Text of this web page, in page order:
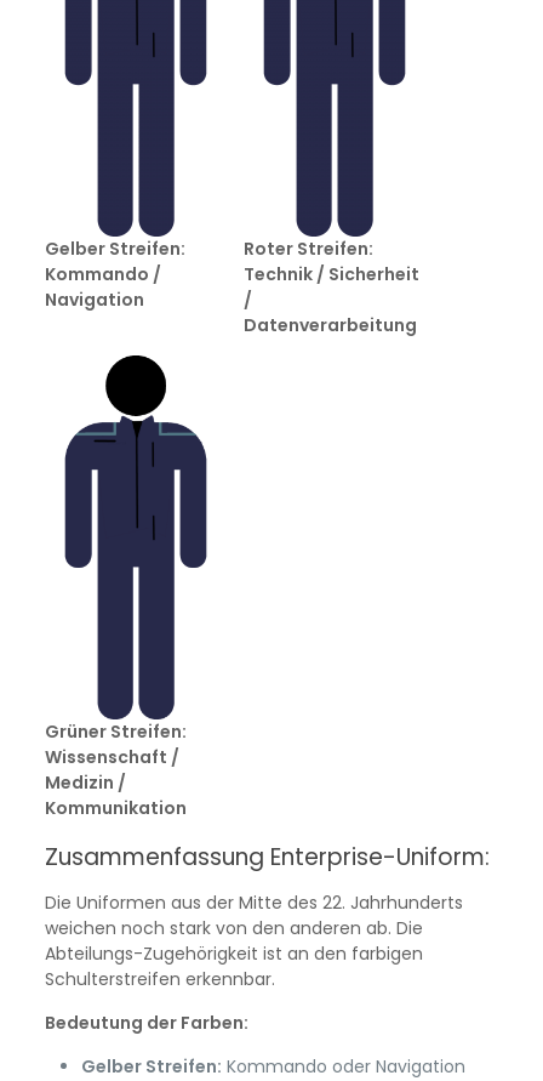
Gelber Streifen:
Kommando /
Navigation
Roter Streifen:
Technik / Sicherheit
/
Datenverarbeitung
Grüner Streifen:
Wissenschaft /
Medizin /
Kommunikation
Zusammenfassung Enterprise-Uniform:
Die Uniformen aus der Mitte des 22. Jahrhunderts
weichen noch stark von den anderen ab. Die
Abteilungs-Zugehörigkeit ist an den farbigen
Schulterstreifen erkennbar.
Bedeutung der Farben:
Gelber Streifen: Kommando oder Navigation